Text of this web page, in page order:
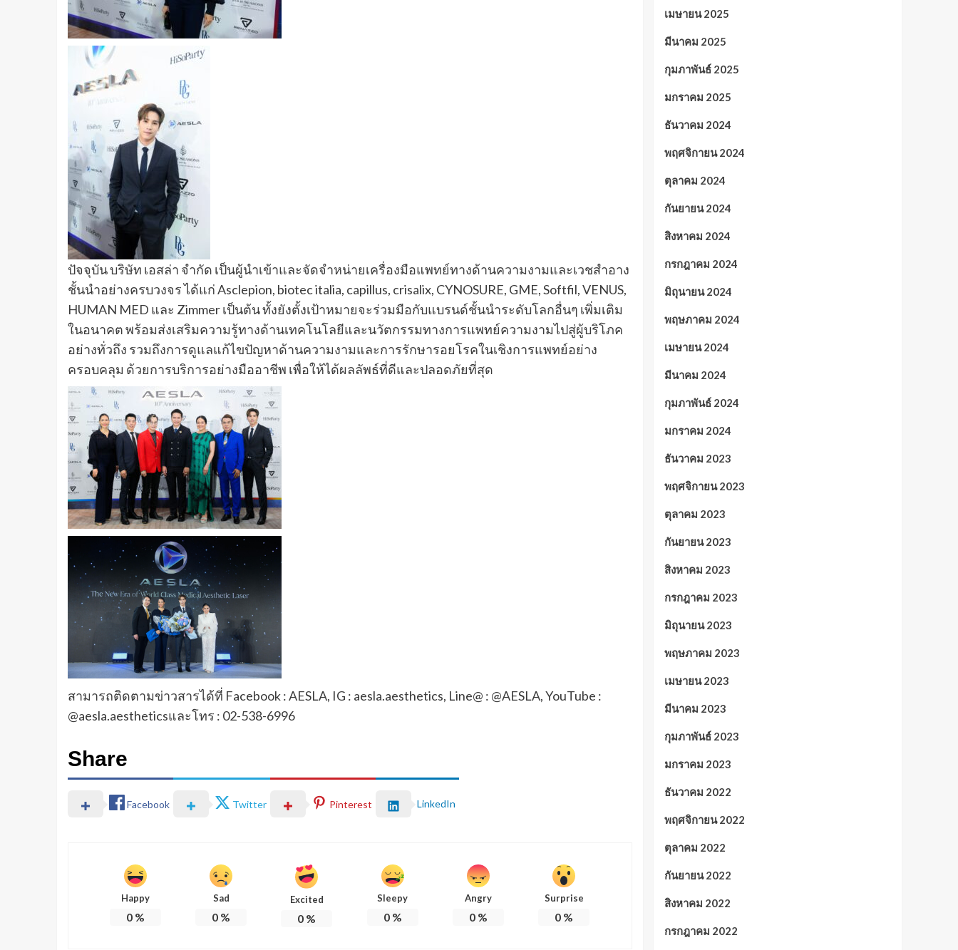
ปัจจุบัน บริษัท เอสล่า จํากัด เป็นผู้นําเข้าและจัดจําหน่ายเครื่องมือแพทย์ทางด้านความงามและเวชสําอาง
ชั้นนําอย่างครบวงจร ได้แก่ Asclepion, biotec italia, capillus, crisalix, CYNOSURE, GME, Softfil, VENUS,
HUMAN MED และ Zimmer เป็นต้น ทั้งยังตั้งเป้าหมายจะร่วมมือกับแบรนด์ชั้นนําระดับโลกอื่นๆ เพิ่มเติม
ในอนาคต พร้อมส่งเสริมความรู้ทางด้านเทคโนโลยีและนวัตกรรมทางการแพทย์ความงามไปสู่ผู้บริโภค
อย่างทั่วถึง รวมถึงการดูแลแก้ไขปัญหาด้านความงามและการรักษารอยโรคในเชิงการแพทย์อย่าง
ครอบคลุม ด้วยการบริการอย่างมืออาชีพ เพื่อให้ได้ผลลัพธ์ที่ดีและปลอดภัยที่สุด
สามารถติดตามข่าวสารได้ที่ Facebook : AESLA, IG : aesla.aesthetics, Line@ : @AESLA, YouTube :
@aesla.aestheticsและโทร : 02-538-6996
Share
Facebook Twitter Pinterest LinkedIn
Happy
0%
Sad
0 %
Excited
0 %
Sleepy
0%
Angry
0%
Surprise
0 %
เมษายน 2025
มีนาคม 2025
กุมภาพันธ์ 2025
มกราคม 2025
ธันวาคม 2024
พฤศจิกายน 2024
ตุลาคม 2024
กันยายน 2024
สิงหาคม 2024
กรกฎาคม 2024
มิถุนายน 2024
พฤษภาคม 2024
เมษายน 2024
มีนาคม 2024
กุมภาพันธ์ 2024
มกราคม 2024
ธันวาคม 2023
พฤศจิกายน 2023
ตุลาคม 2023
กันยายน 2023
สิงหาคม 2023
กรกฎาคม 2023
มิถุนายน 2023
พฤษภาคม 2023
เมษายน 2023
มีนาคม 2023
กุมภาพันธ์ 2023
มกราคม 2023
ธันวาคม 2022
พฤศจิกายน 2022
ตุลาคม 2022
กันยายน 2022
สิงหาคม 2022
กรกฎาคม 2022